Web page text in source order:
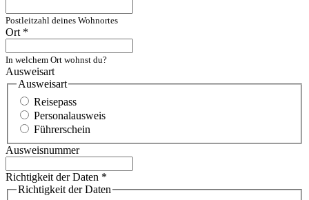
Postleitzahl deines Wohnortes
Ort *
In welchem Ort wohnst du?
Ausweisart
Ausweisart
Reisepass
Personalausweis
Führerschein
Ausweisnummer
Richtigkeit der Daten *
Richtigkeit der Daten